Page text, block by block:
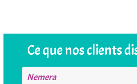
Ce que nos clients
Use
the
Insertion Professionnelle